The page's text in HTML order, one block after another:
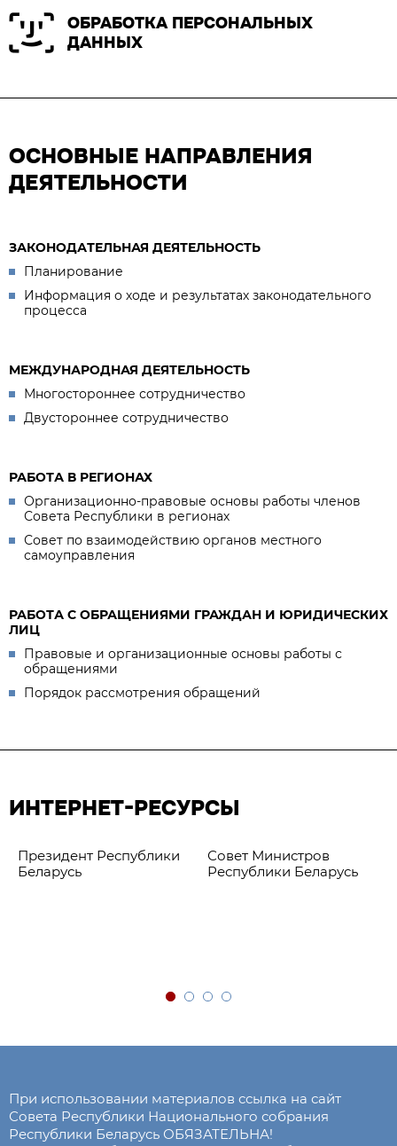
ОБРАБОТКА ПЕРСОНАЛЬНЫХ
ДАННЫХ
ОСНОВНЫЕ НАПРАВЛЕНИЯ
ДЕЯТЕЛЬНОСТИ
ЗАКОНОДАТЕЛЬНАЯ ДЕЯТЕЛЬНОСТЬ
Планирование
Информация о ходе и результатах законодательного
процесса
МЕЖДУНАРОДНАЯ ДЕЯТЕЛЬНОСТЬ
Многостороннее сотрудничество
Двустороннее сотрудничество
РАБОТА В РЕГИОНАХ
Организационно-правовые основы работы членов
Совета Республики в регионах
Совет по взаимодействию органов местного
самоуправления
РАБОТА С ОБРАЩЕНИЯМИ ГРАЖДАН И ЮРИДИЧЕСКИХ
ЛИЦ
Правовые и организационные основы работы с
обращениями
Порядок рассмотрения обращений
ИНТЕРНЕТ-РЕСУРСЫ
Президент Республики
Беларусь
Совет Министров
Республики Беларусь
При использовании материалов ссылка на сайт
Совета Республики Национального собрания
Республики Беларусь ОБЯЗАТЕЛЬНА!